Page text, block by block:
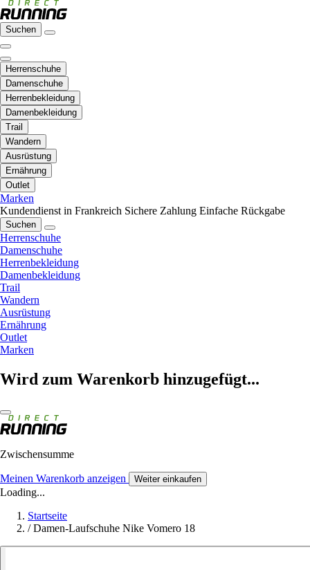
Suchen
Herrenschuhe
Damenschuhe
Herrenbekleidung
Damenbekleidung
Trail
Wandern
Ausrüstung
Ernährung
Outlet
Marken
Kundendienst in Frankreich Sichere Zahlung Einfache Rückgabe
Suchen
Herrenschuhe
Damenschuhe
Herrenbekleidung
Damenbekleidung
Trail
Wandern
Ausrüstung
Ernährung
Outlet
Marken
Wird zum Warenkorb hinzugefügt...
Zwischensumme
Meinen Warenkorb anzeigen Weiter einkaufen
Loading...
Startseite
/ Damen-Laufschuhe Nike Vomero 18